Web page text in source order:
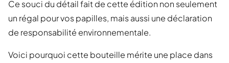
Ce souci du détail fait de cette édition non seulement
un régal pour vos papilles, mais aussi une déclaration
de responsabilité environnementale.
Voici pourquoi cette bouteille mérite une place dans